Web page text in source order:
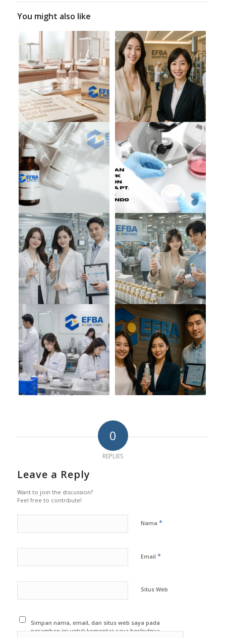
You might also like
0
REPLIES
Leave a Reply
Want to join the discussion?
Feel free to contribute!
Nama *
Email *
Situs Web
Simpan nama, email, dan situs web saya pada
peramban ini untuk komentar saya berikutnya.